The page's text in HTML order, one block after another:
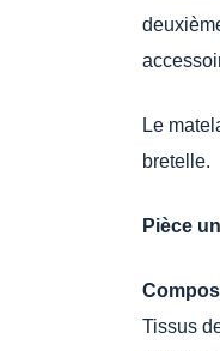
Le
bretelle.
Pièce
Tissus